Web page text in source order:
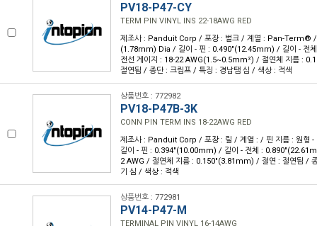
PV18-P47-CY
TERM PIN VINYL INS 22-18AWG RED
제조사 : Panduit Corp / 포장 : 벌크 / 계열 : Pan-Term® /
(1.78mm) Dia / 길이 - 핀 : 0.490"(12.45mm) / 길이 - 전
전선 게이지 : 18-22 AWG(1.5~0.5mm²) / 절연체 지름 :
절연됨 / 종단 : 크림프 / 특징 : 경납땜 심 / 색상 : 적색
상품번호 : 772982
PV18-P47B-3K
CONN PIN TERM INS 18-22AWG RED
제조사 : Panduit Corp / 포장 : 릴 / 계열 : / 핀 지름 : 원형
길이 - 핀 : 0.394"(10.00mm) / 길이 - 전체 :
2 AWG / 절연체 지름 : 0.150"(3.81mm) / 절연 : 절연됨 /
기 심 / 색상 : 적색
상품번호 : 772981
PV14-P47-M
TERMINAL PIN VINYL 16-14AWG